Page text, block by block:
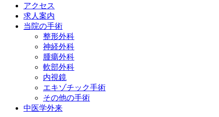
アクセス
求人案内
当院の手術
整形外科
神経外科
腫瘍外科
軟部外科
内視鏡
エキゾチック手術
その他の手術
中医学外来